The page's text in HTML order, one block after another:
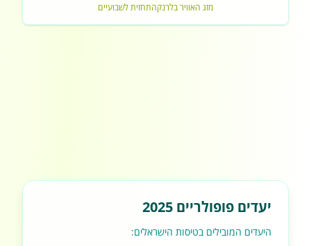
מזג האוויר בלרנקהתחזית לשבועיים
יעדים פופולריים 2025
היעדים המובילים בטיסות הישראלים: